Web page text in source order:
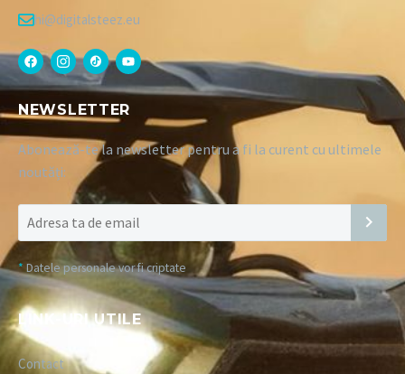
hi@digitalsteez.eu
NEWSLETTER
Abonează-te la newsletter pentru a fi la curent cu ultimele
noutăți:
* Datele personale vor fi criptate
LINK-URI UTILE
Contact